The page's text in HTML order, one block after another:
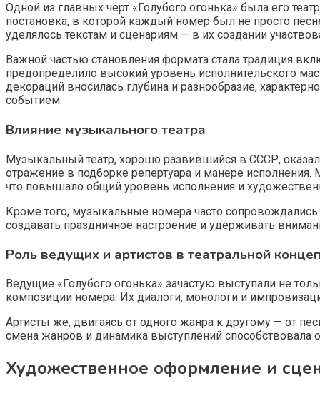
Одной из главных черт «Голубого огонька» была его
постановка, в которой каждый номер был не просто
уделялось текстам и сценариям — в их создании
Важной частью становления формата стала традиция
предопределило высокий уровень исполнительского
декораций вносилась глубина и разнообразие,
событием.
Влияние музыкального театра
Музыкальный театр, хорошо развившийся в СССР,
отражение в подборке репертуара и манере
что повышало общий уровень исполнения и
Кроме того, музыкальные номера часто
создавать праздничное настроение и удерживать
Роль ведущих и артистов в театральной
Ведущие «Голубого огонька» зачастую выступали не
композиции номера. Их диалоги, монологи и
Артисты же, двигаясь от одного жанра к другому — от
смена жанров и динамика выступлений
Художественное оформление и